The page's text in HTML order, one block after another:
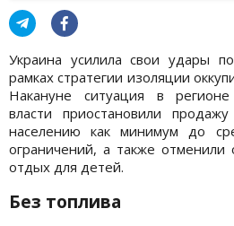
Украина усилила свои удары
рамках стратегии изоляции
Накануне ситуация в
власти приостановили
населению как минимум до
ограничений, а также отменили
отдых для детей.
Без топлива